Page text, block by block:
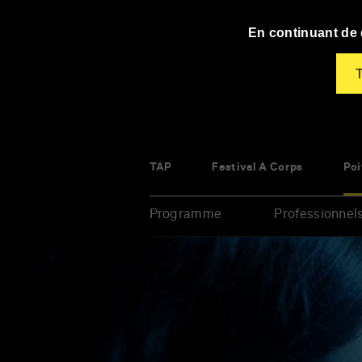
TAP Festival À Corps
Programme Professionnels
En continuant de